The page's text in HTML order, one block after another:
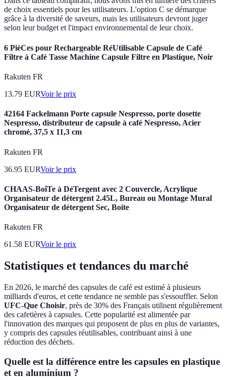
de choix essentiels pour les utilisateurs. L'option C se démarque
grâce à la diversité de saveurs, mais les utilisateurs devront juger
selon leur budget et l'impact environnemental de leur choix.
6 PièCes pour Rechargeable RéUtilisable Capsule de Café
Filtre à Café Tasse Machine Capsule Filtre en Plastique, Noir
Rakuten FR
13.79 EURVoir le prix
42164 Fackelmann Porte capsule Nespresso, porte dosette
Nespresso, distributeur de capsule à café Nespresso, Acier
chromé, 37,5 x 11,3 cm
Rakuten FR
36.95 EURVoir le prix
CHAAS-BoîTe à DéTergent avec 2 Couvercle, Acrylique
Organisateur de détergent 2.45L, Bureau ou Montage Mural
Organisateur de détergent Sec, Boite
Rakuten FR
61.58 EURVoir le prix
Statistiques et tendances du marché
En 2026, le marché des capsules de café est estimé à plusieurs
milliards d'euros, et cette tendance ne semble pas s'essouffler. Selon
UFC-Que Choisir, près de 30% des Français utilisent régulièrement
des cafetières à capsules. Cette popularité est alimentée par
l'innovation des marques qui proposent de plus en plus de variantes,
y compris des capsules réutilisables, contribuant ainsi à une
réduction des déchets.
Quelle est la différence entre les capsules en plastique
et en aluminium ?